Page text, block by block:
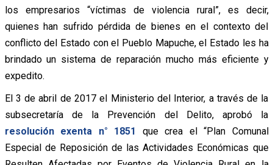
los empresarios “víctimas de violencia rural”, es decir,
quienes han sufrido pérdida de bienes en el contexto del
conflicto del Estado con el Pueblo Mapuche, el Estado les ha
brindado un sistema de reparación mucho más eficiente y
expedito.
El 3 de abril de 2017 el Ministerio del Interior, a través de la
subsecretaría de la Prevención del Delito, aprobó la
resolución exenta n° 1851
que crea el “Plan Comunal
Especial de Reposición de las Actividades Económicas que